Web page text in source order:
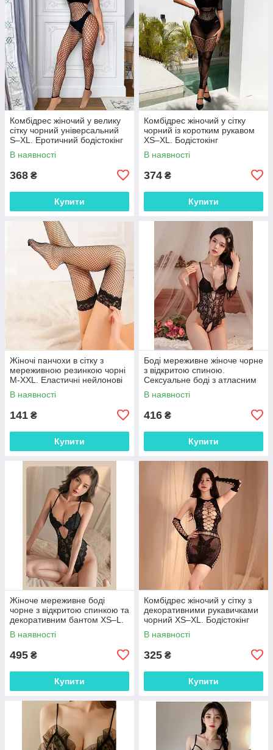
Комбідрес жіночий у велику
сітку чорний універсальний
S–XL. Еротичний бодістокінг
із відкритим декольте
В наявності
368 ₴
Купити
Комбідрес жіночий у сітку
чорний із коротким рукавом
XS–XL. Бодістокінг
еластичний безшовний із
геометричним візерунком
В наявності
374 ₴
Купити
Жіночі панчохи в сітку з
мереживною резинкою чорні
M-XXL. Еластичні нейлонові
панчохи для пояса
В наявності
141 ₴
Купити
Боді мереживне жіноче чорне
з відкритою спиною.
Сексуальне боді з атласним
бантом XS–XL
В наявності
416 ₴
Купити
Жіноче мереживне боді
чорне з відкритою спинкою та
декоративним бантом XS–L.
Елегантне боді з глибоким V-
подібним вирізом
В наявності
495 ₴
Купити
Комбідрес жіночий у сітку з
декоративними рукавичками
чорний XS–XL. Бодістокінг
жіночий еластичний із
ажурним візерунком
В наявності
325 ₴
Купити